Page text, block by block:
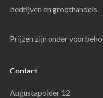
bedrijven en groothandels.
Prijzen zijn onder
Contact
Augustapolder 12